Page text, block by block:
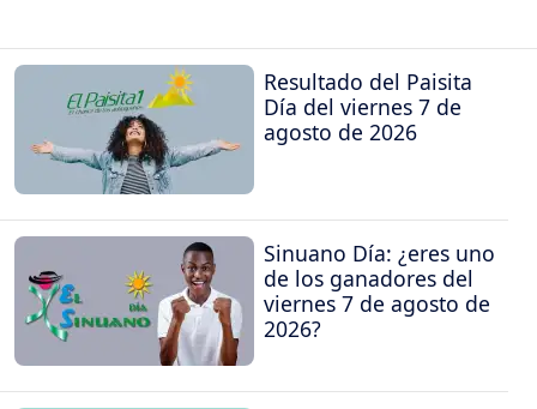
Resultado del Paisita
Día del viernes 7 de
agosto de 2026
Sinuano Día: ¿eres uno
de los ganadores del
viernes 7 de agosto de
2026?